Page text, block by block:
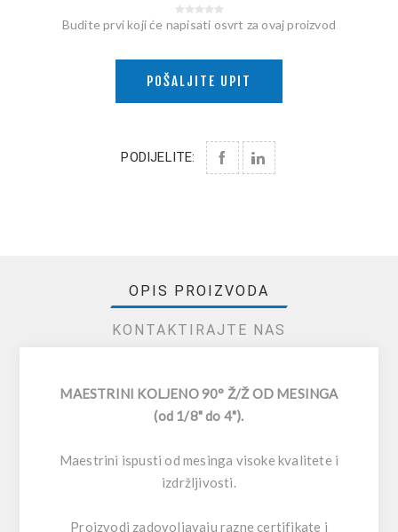
Budite prvi koji će napisati osvrt za ovaj proizvod
POŠALJITE UPIT
PODIJELITE:
OPIS PROIZVODA
KONTAKTIRAJTE NAS
MAESTRINI KOLJENO 90° Ž/Ž OD MESINGA
(od 1/8" do 4").
Maestrini ispusti od mesinga visoke kvalitete i
izdržljivosti.
Proizvodi zadovoljavaju razne certifikate i